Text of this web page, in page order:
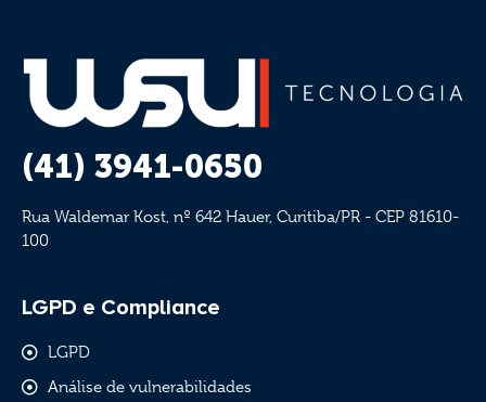
(41) 3941-0650
Rua Waldemar Kost, nº 642 Hauer, Curitiba/PR - CEP 81610-
100
LGPD e Compliance
LGPD
Análise de vulnerabilidades